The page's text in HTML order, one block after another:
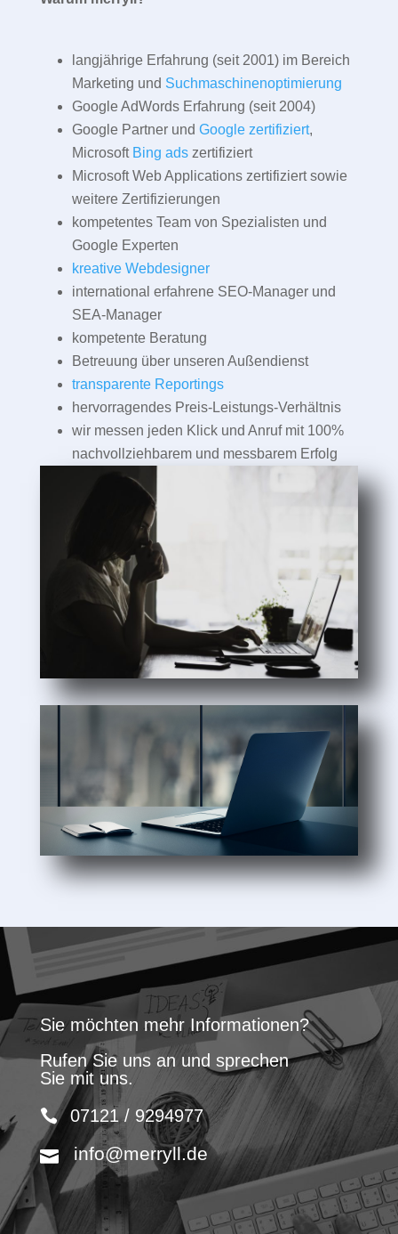
langjährige Erfahrung (seit 2001) im Bereich
Marketing und Suchmaschinenoptimierung
Google AdWords Erfahrung (seit 2004)
Google Partner und Google zertifiziert,
Microsoft Bing adszertifiziert
Microsoft Web Applications zertifiziert sowie
weitere Zertifizierungen
kompetentes Team von Spezialisten und
Google Experten
kreative Webdesigner
international erfahrene SEO-Manager und
SEA-Manager
kompetente Beratung
Betreuung über unseren Außendienst
transparente Reportings
hervorragendes Preis-Leistungs-Verhältnis
wir messen jeden Klick und Anruf mit 100%
nachvollziehbarem und messbarem Erfolg
Sie möchten mehr Informationen?
Rufen Sie uns an und sprechen
Sie mit uns.
07121 / 9294977
info@merryll.de